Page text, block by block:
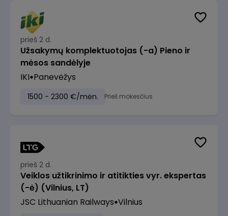
prieš 2 d.
Užsakymų komplektuotojas (-a) Pieno ir
mėsos sandėlyje
IKI Panevėžys
1500 - 2300 €/mėn. Prieš mokesčius
prieš 2 d.
Veiklos užtikrinimo ir atitikties vyr. ekspertas
(-ė) (Vilnius, LT)
JSC Lithuanian Railways Vilnius